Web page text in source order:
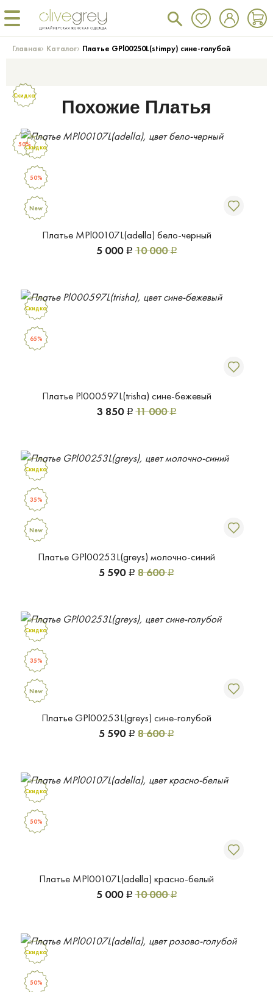
Главная› Каталог› Платье GPl00250L(stimpy) сине-голубой
Скидка
50%
Похожие Платья
Платье MPl00107L(adella) бело-черный
5 000 Р 10 000Р
Скидка
50%
New
Платье Pl000597L(trisha) сине-бежевый
3 850 Р 11 000Р
Скидка
65%
Платье GPl00253L(greys) молочно-синий
5 590 Р 8 600Р
Скидка
35%
New
Платье GPl00253L(greys) сине-голубой
5 590 Р 8 600Р
Скидка
35%
New
Платье MPl00107L(adella) красно-белый
5 000 Р 10 000Р
Скидка
50%
Скидка
50%